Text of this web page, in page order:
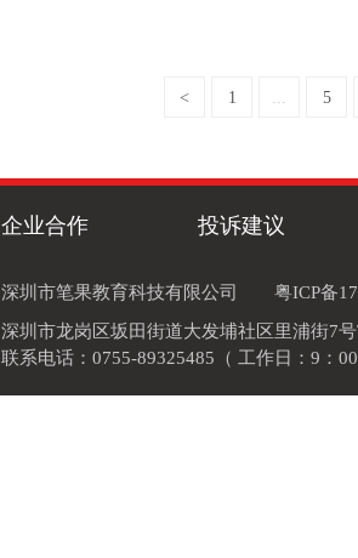
< 1 ... 5
企业合作 投诉建议
深圳市笔果教育科技有限公司
粤ICP备
深圳市龙岗区坂田街道大发埔社区里浦街7
联系电话：0755-89325485（ 工作日：9：